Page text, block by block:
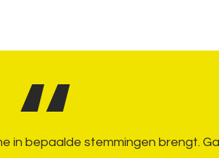
in bepaalde stemmingen brengt.